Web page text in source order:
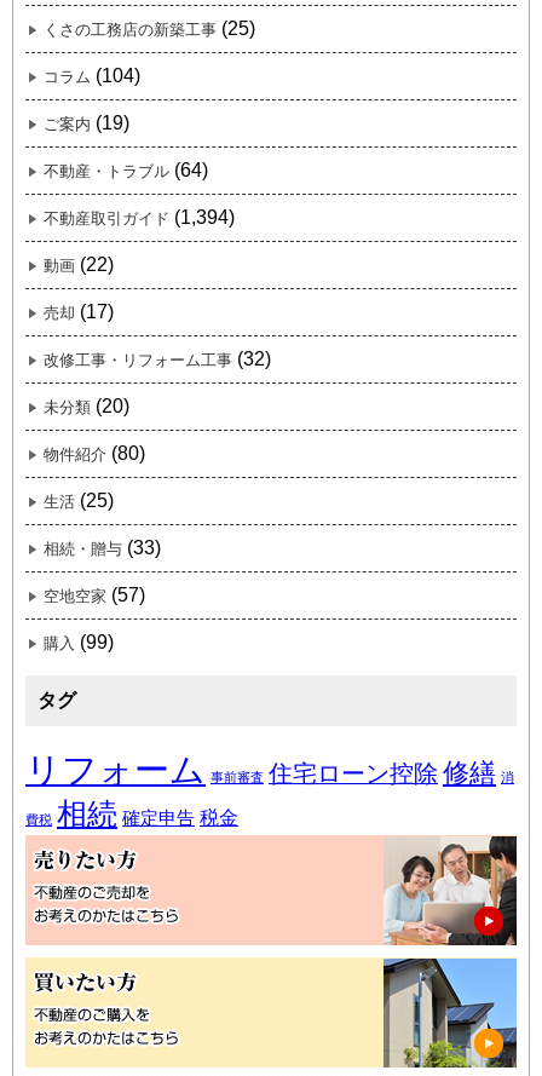
くさの工務店の新築工事 (25)
コラム (104)
ご案内 (19)
不動産・トラブル (64)
不動産取引ガイド (1,394)
動画 (22)
売却 (17)
改修工事・リフォーム工事 (32)
未分類 (20)
物件紹介 (80)
生活 (25)
相続・贈与 (33)
空地空家 (57)
購入 (99)
タグ
リフォーム 事前審査 住宅ローン控除 修繕 消
費税 相続 確定申告 税金